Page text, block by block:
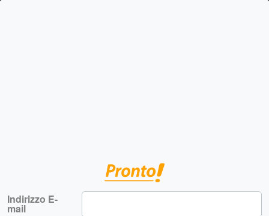
Indirizzo E-
mail